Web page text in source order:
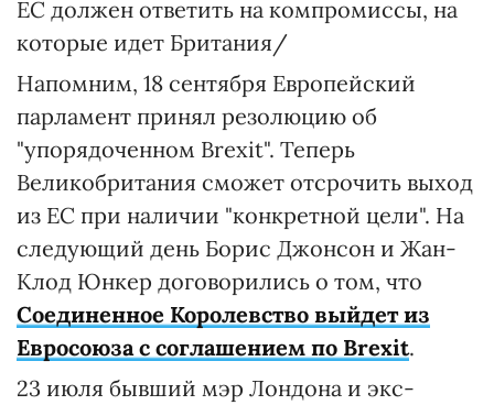
ЕС должен ответить на компромиссы, на
которые идет Британия/
Напомним, 18 сентября Европейский
парламент принял резолюцию об
"упорядоченном Brexit". Теперь
Великобритания сможет отсрочить выход
из ЕС при наличии "конкретной цели". На
следующий день Борис Джонсон и Жан-
Клод Юнкер договорились о том, что
Соединенное Королевство выйдет из
Евросоюза с соглашением по Brexit.
23 июля бывший мэр Лондона и экс-